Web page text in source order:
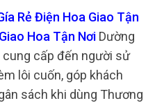
Rẻ Điện Hoa Giao Tận
Hoa Tận Nơi Dường
cấp đến người sử
lôi cuốn, góp khách
sách khi dùng Thương